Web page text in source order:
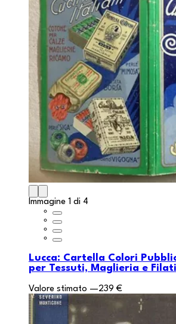
Immagine 1 di 4
Lucca: Cartella Colori
per Tessuti, Maglieria e
Valore stimato —239 €